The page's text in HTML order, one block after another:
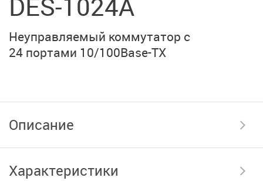
Неуправляемый коммутатор с
24 портами 10/100Base-TX
Описание
Характеристики